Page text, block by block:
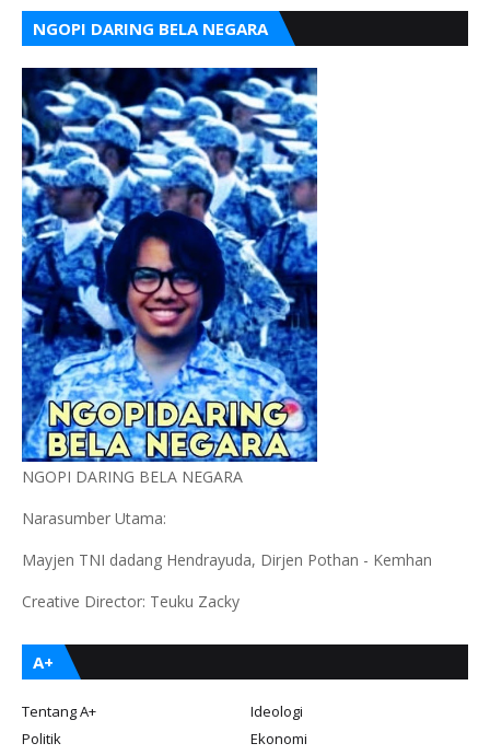
NGOPI DARING BELA NEGARA
NGOPI DARING BELA NEGARA
Narasumber Utama:
Mayjen TNI dadang Hendrayuda, Dirjen Pothan - Kemhan
Creative Director: Teuku Zacky
A+
Tentang A+
Ideologi
Politik
Ekonomi